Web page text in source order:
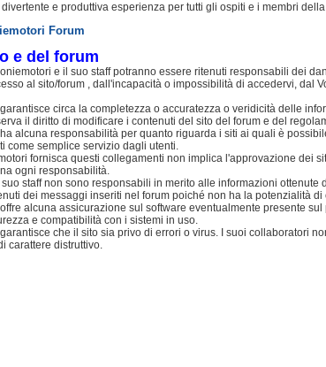
e produttiva esperienza per tutti gli ospiti e i membri
Forum
e del forum
e il suo staff potranno essere ritenuti responsabili dei
al sito/forum , dall'incapacità o impossibilità di accedervi, dal
circa la completezza o accuratezza o veridicità delle
il diritto di modificare i contenuti del sito del forum e del
alcuna responsabilità per quanto riguarda i siti ai quali è
come semplice servizio dagli utenti.
fornisca questi collegamenti non implica l'approvazione dei
ogni responsabilità.
staff non sono responsabili in merito alle informazioni ottenute
dei messaggi inseriti nel forum poiché non ha la potenzialità di
alcuna assicurazione sul software eventualmente presente
e compatibilità con i sistemi in uso.
che il sito sia privo di errori o virus. I suoi collaboratori
carattere distruttivo.